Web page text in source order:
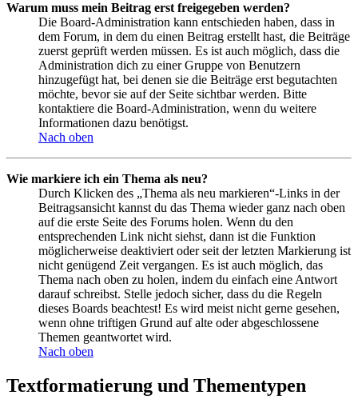
Warum muss mein Beitrag erst freigegeben werden?
Die Board-Administration kann entschieden haben, dass in
dem Forum, in dem du einen Beitrag erstellt hast, die Beiträge
zuerst geprüft werden müssen. Es ist auch möglich, dass die
Administration dich zu einer Gruppe von Benutzern
hinzugefügt hat, bei denen sie die Beiträge erst begutachten
möchte, bevor sie auf der Seite sichtbar werden. Bitte
kontaktiere die Board-Administration, wenn du weitere
Informationen dazu benötigst.
Nach oben
Wie markiere ich ein Thema als neu?
Durch Klicken des „Thema als neu markieren“-Links in der
Beitragsansicht kannst du das Thema wieder ganz nach oben
auf die erste Seite des Forums holen. Wenn du den
entsprechenden Link nicht siehst, dann ist die Funktion
möglicherweise deaktiviert oder seit der letzten Markierung ist
nicht genügend Zeit vergangen. Es ist auch möglich, das
Thema nach oben zu holen, indem du einfach eine Antwort
darauf schreibst. Stelle jedoch sicher, dass du die Regeln
dieses Boards beachtest! Es wird meist nicht gerne gesehen,
wenn ohne triftigen Grund auf alte oder abgeschlossene
Themen geantwortet wird.
Nach oben
Textformatierung und Thementypen